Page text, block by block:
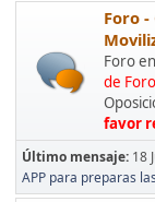
Foro
Foro
de
favor
Último mensaje: 18
APP para preparas